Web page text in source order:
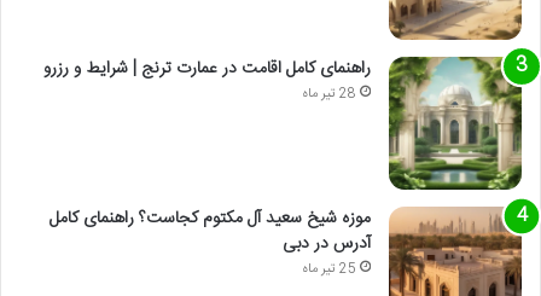
راهنمای کامل اقامت در عمارت ترنج | شرایط و رزرو
28 تیر ماه
موزه شیخ سعید آل مکتوم کجاست؟ راهنمای کامل
آدرس در دبی
25 تیر ماه